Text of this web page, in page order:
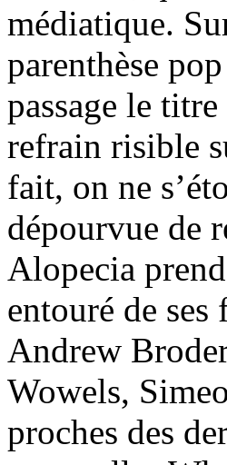
médiatique.
parenthèse
passage le
refrain risible
fait, on ne
dépourvue de
Alopecia
entouré de
Andrew
Wowels,
proches des